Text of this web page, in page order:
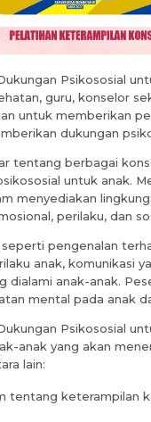
Psikososial
guru, konselor
untuk memberikan
dukungan
tentang berbagai
untuk anak.
menyediakan
perilaku, dan
pengenalan
anak, komunikasi
dialami anak-anak.
mental pada anak
Psikososial
anak yang akan
lain:
tentang keterampilan